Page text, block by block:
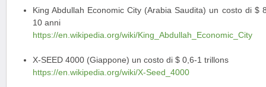
King Abdullah Economic City (Arabia Saudita) un costo di $
10 anni
https://en.wikipedia.org/wiki/King_Abdullah_Economic_City
X-SEED 4000 (Giappone) un costo di $ 0,6-1 trillons
https://en.wikipedia.org/wiki/X-Seed_4000